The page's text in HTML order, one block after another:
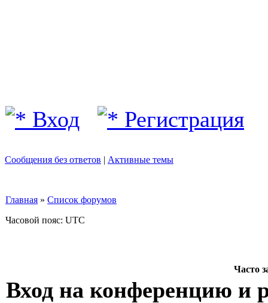
Вход Регистрация
Сообщения без ответов | Активные темы
Главная » Список форумов
Часовой пояс: UTC
Часто
Вход на конференцию и